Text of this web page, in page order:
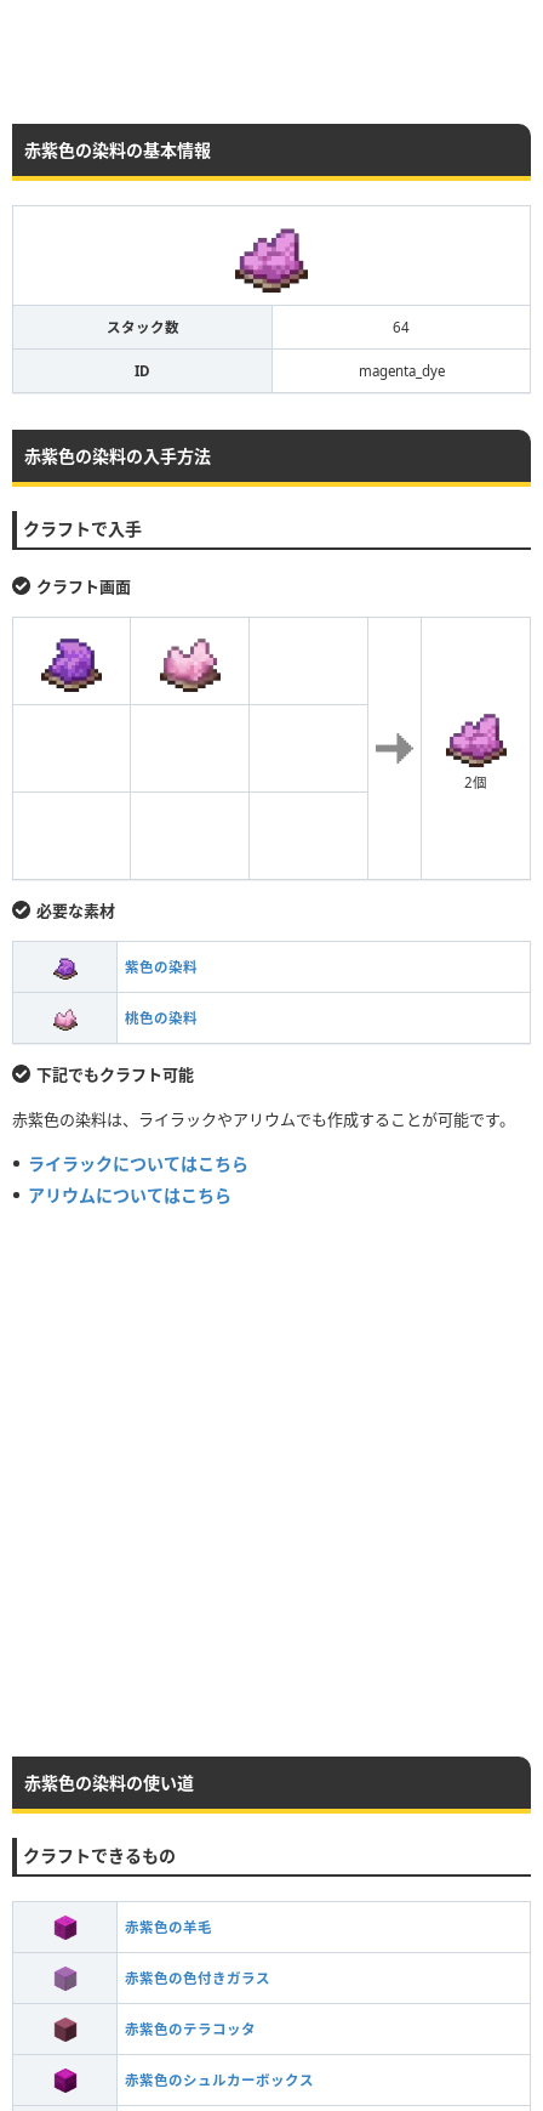
赤紫色の染料の基本情報
スタック数 64
ID magenta_dye
赤紫色の染料の入手方法
クラフトで入手
クラフト画面
2個
必要な素材
紫色の染料
桃色の染料
下記でもクラフト可能
赤紫色の染料は、ライラックやアリウムでも作成することが可能です。
ライラックについてはこちら
アリウムについてはこちら
赤紫色の染料の使い道
クラフトできるもの
赤紫色の羊毛
赤紫色の色付きガラス
赤紫色のテラコッタ
赤紫色のシュルカーボックス